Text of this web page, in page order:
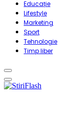
Educație
Lifestyle
Marketing
Sport
Tehnologie
Timp liber